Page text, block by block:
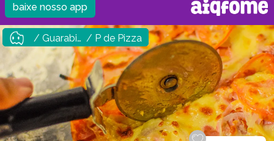
baixe nosso app
/ Guarabira / P de Pizza